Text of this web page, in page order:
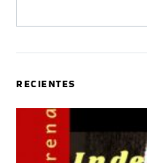
RECIENTES